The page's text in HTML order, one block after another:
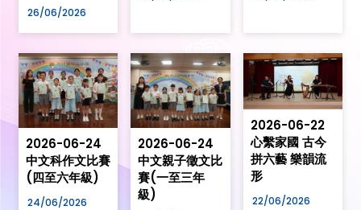
26/06/2026
2026-06-24
中文科作文比賽
(四至六年級)
24/06/2026
2026-06-24
中文親子徵文比
賽(一至三年
級)
2026-06-22
心繫家國 古今
拼六藝 樂韻流
形
22/06/2026